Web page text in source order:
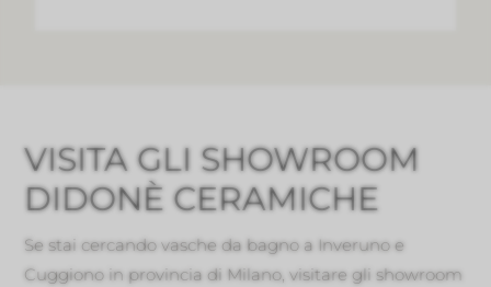
VISITA GLI SHOWROOM
DIDONÈ CERAMICHE
Se stai cercando vasche da bagno a Inveruno e
Cuggiono in provincia di Milano, visitare gli showroom